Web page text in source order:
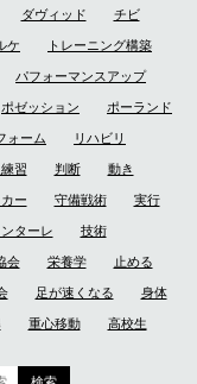
ダヴィッド チビ
ケ トレーニング構築
パフォーマンスアップ
ポゼッション ポーランド
ォーム リハビリ
習 判断 動き
ー 守備戦術 実行
ターレ 技術
会 栄養学 止める
足が速くなる 身体
重心移動 高校生